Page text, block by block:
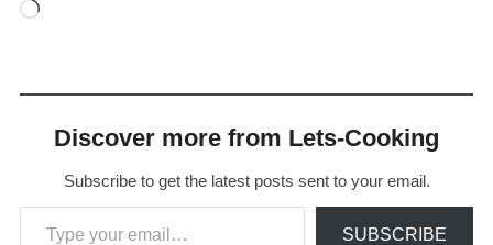
Loading…
Discover more from Lets-Cooking
Subscribe to get the latest posts sent to your email.
Type your email…
SUBSCRIBE